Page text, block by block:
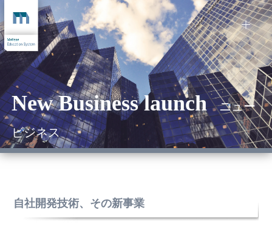
New Business launchニュー
ビジネス
自社開発技術、その新事業